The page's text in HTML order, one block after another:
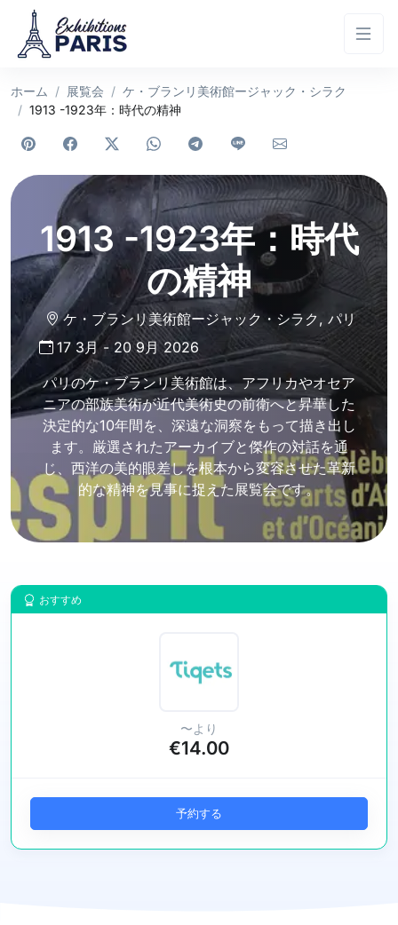
ホーム 展覧会
ケ・ブランリ美術館ージャック・シラク
1913 -1923年：時代の精神
1913 -1923年：時代
の精神
ケ・ブランリ美術館ージャック・シラク, パリ
17 3月-20 9月 2026
パリのケ・ブランリ美術館は、アフリカやオセア
ニアの部族美術が近代美術史の前衛へと昇華した
決定的な10年間を、深遠な洞察をもって描き出し
ます。厳選されたアーカイブと傑作の対話を通
じ、西洋の美的眼差しを根本から変容させた革新
的な精神を見事に捉えた展覧会です。
おすすめ
〜より
€14.00
予約する